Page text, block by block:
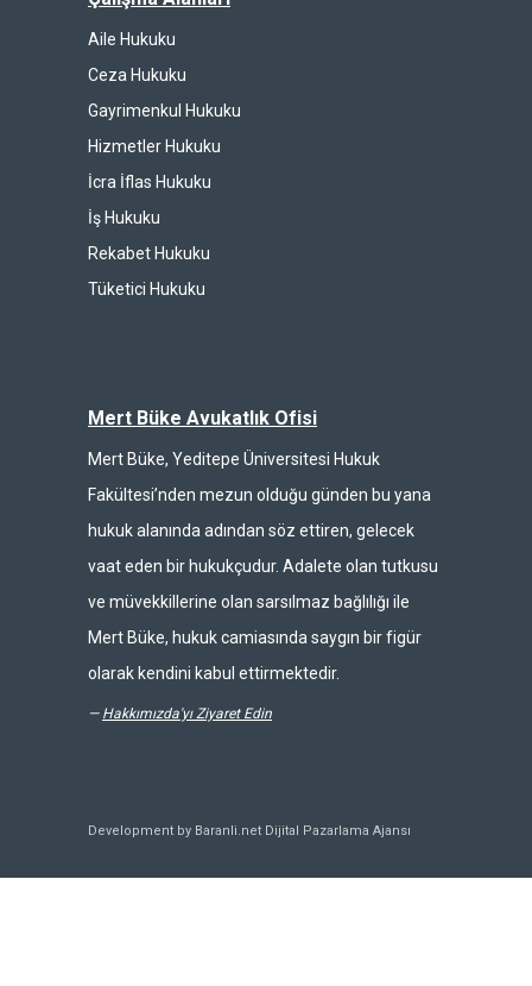
Aile Hukuku
Ceza Hukuku
Gayrimenkul Hukuku
Hizmetler Hukuku
İcra İflas Hukuku
İş Hukuku
Rekabet Hukuku
Tüketici Hukuku
Mert Büke Avukatlık Ofisi
Mert Büke, Yeditepe Üniversitesi Hukuk
Fakültesi’nden mezun olduğu günden bu yana
hukuk alanında adından söz ettiren, gelecek
vaat eden bir hukukçudur. Adalete olan tutkusu
ve müvekkillerine olan sarsılmaz bağlılığı ile
Mert Büke, hukuk camiasında saygın bir figür
olarak kendini kabul ettirmektedir.
— Hakkımızda'yı Ziyaret Edin
Development by Baranli.net Dijital Pazarlama Ajansı